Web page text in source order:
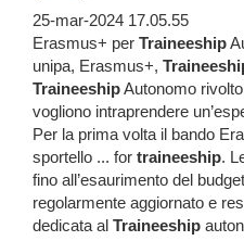
25-mar-2024 17.05.55
Erasmus+ per Traineeship
unipa, Erasmus+,
TraineeshipAutonomo
vogliono intraprendere
Per la prima volta il bando
sportello ... for traineeship.
fino all’esaurimento del
regolarmente aggiornato e
dedicata al Traineeship